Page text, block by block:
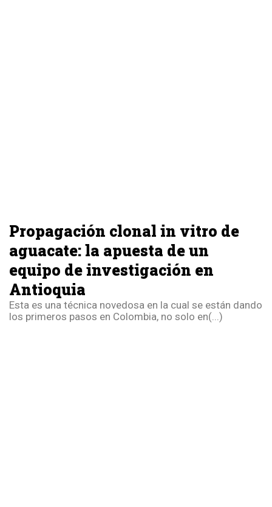
Propagación clonal in vitro de
aguacate: la apuesta de un
equipo de investigación en
Antioquia
Esta es una técnica novedosa en la cual se están dando
los primeros pasos en Colombia, no solo en(...)